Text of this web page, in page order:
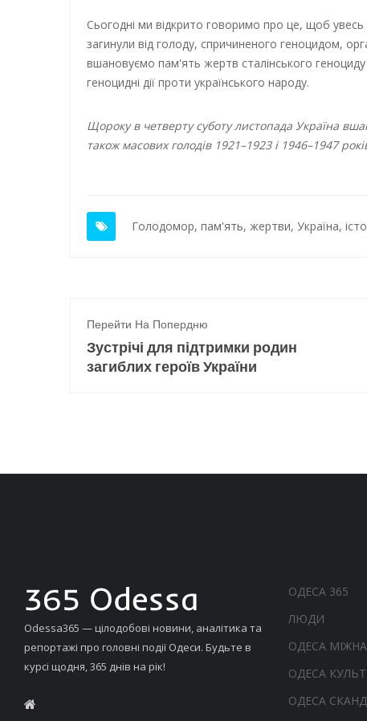
Сьогодні ми відкрито говоримо про це, щоб увесь
загинули від голоду, спричиненого геноцидом,
вшановуємо пам'ять жертв сталінського
геноцидні дії проти українського народу.
Щороку в четверту суботу листопада Україна
також масових голодів 1921–1923 і 1946–1947
Голодомор, пам'ять, жертви, Україна,
Перейти На Попердню
Зустрічі для підтримки родин
загиблих героїв України
Odessa365 — цілодобові новини, аналітика та
репортажі про головні події Одеси. Будьте в
курсі щодня, 365 днів на рік!
ОДЕСА 365
ЛЮДИ
ОДЕСА
ОДЕСА
ОДЕСА